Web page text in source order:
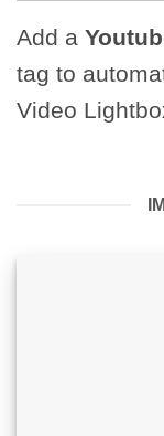
Add a
tag to
Video